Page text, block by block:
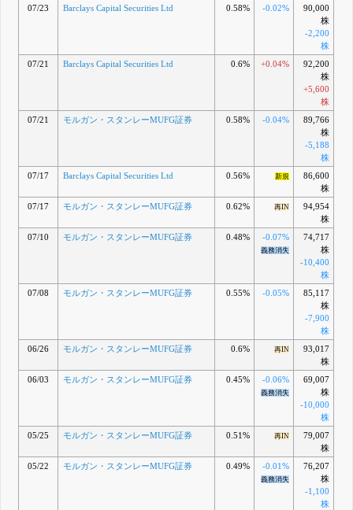
07/23
Barclays Capital Securities Ltd 0.58% -0.02%
90,000
株
-2,200
株
07/21
Barclays Capital Securities Ltd 0.6% +0.04%
92,200
株
+5,600
株
07/21
モルガン・スタンレーMUFG証券 0.58% -0.04%
89,766
株
-5,188
株
07/17
Barclays Capital Securities Ltd 0.56% 新規
86,600
株
07/17
モルガン・スタンレーMUFG証券 0.62% 再IN
94,954
株
07/10
モルガン・スタンレーMUFG証券 0.48% -0.07%
義務消失
74,717
株
-10,400
株
07/08
モルガン・スタンレーMUFG証券 0.55% -0.05%
85,117
株
-7,900
株
06/26
モルガン・スタンレーMUFG証券 0.6% 再IN
93,017
株
06/03
モルガン・スタンレーMUFG証券 0.45% -0.06%
義務消失
69,007
株
-10,000
株
05/25
モルガン・スタンレーMUFG証券 0.51% 再IN
79,007
株
05/22
モルガン・スタンレーMUFG証券 0.49% -0.01%
義務消失
76,207
株
-1,100
株